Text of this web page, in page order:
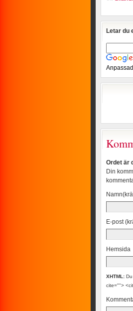
Letar du
Ordet är
Din
E-post
Hemsida
XHTML:
cite="">